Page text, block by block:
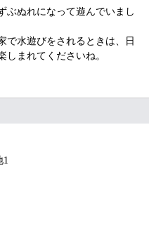
ぶぬれになって遊んでいまし
で水遊びをされるときは、日
しまれてくださいね。
1